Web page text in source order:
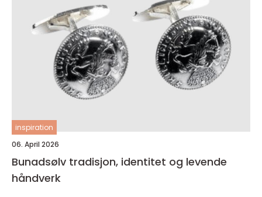
inspiration
06. April 2026
Bunadsølv tradisjon, identitet og levende
håndverk